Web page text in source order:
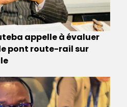
appelle à évaluer
pont route-rail sur